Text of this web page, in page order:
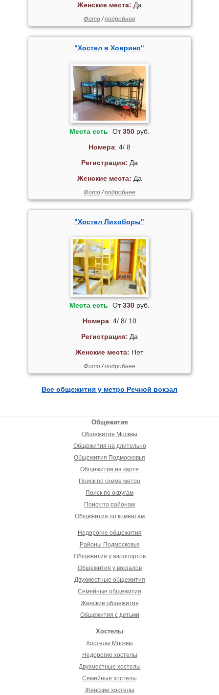
Женские места: Да
Фото/подробнее
"Хостел в Ховрино"
Места есть От350руб.
Номера: 4/ 8
Регистрация: Да
Женские места: Да
Фото/подробнее
"Хостел Лихоборы"
Места есть От330руб.
Номера: 4/ 8/ 10
Регистрация: Да
Женские места: Нет
Фото/подробнее
Все общежития у метро Речной вокзал
Общежития
Общежития Москвы
Общежития на длительно
Общежития Подмосковья
Общежития на карте
Поиск по схеме метро
Поиск по округам
Поиск по районам
Общежития по комнатам
Недорогие общежития
Районы Подмосковья
Общежития у аэропортов
Общежития у вокзалов
Двухместные общежития
Семейные общежития
Женские общежития
Общежития с детьми
Хостелы
Хостелы Москвы
Недорогие хостелы
Двухместные хостелы
Семейные хостелы
Женские хостелы